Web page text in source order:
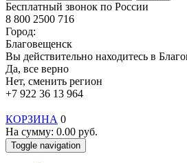
Бесплатный звонок по России
8 800 2500 716
Город:
Благовещенск
Вы действительно находитесь в
Да, все верно
Нет, сменить регион
+7 922 36 13 964
КОРЗИНА 0
На сумму: 0.00 руб.
Toggle navigation